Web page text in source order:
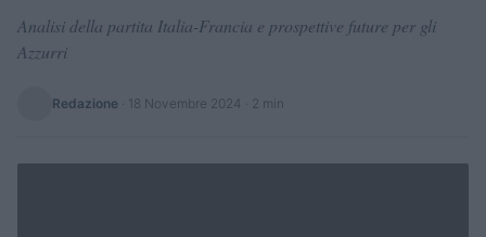
Analisi della partita Italia-Francia e prospettive future per gli
Azzurri
Redazione 18 Novembre 2024 · 2 min